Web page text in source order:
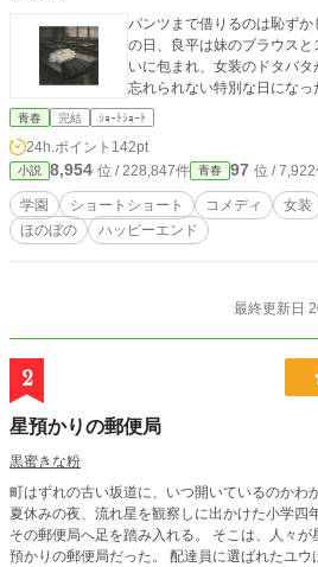
パンツまで借りるのは恥ずかしい気が
の日、良平は妹のブラウス
いに包まれ、女装のドタバタ
忘れられない特別な日になっ
青春 完結 ｼｮｰﾄｼｮｰﾄ
24h.ポイント 142pt
小説 8,954 位 / 228,847件 青春 97 位 /
学園 ショートショート コメディ 女装
ほのぼの
ハッピーエンド
最終更新日
2
星預かりの郵便局
黒蜜きな粉
町はずれの古い坂道に、いつ開いているのかわ
夏休みの夜、流れ星を観察しに出かけた小学四
その郵便局へ足を踏み入れる。 そこは、人々
預かりの郵便局だった。 配達員に選ばれたユウ